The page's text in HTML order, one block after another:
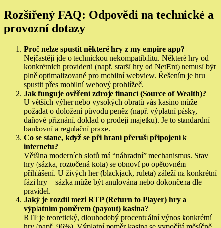
Rozšířený FAQ: Odpovědi na technické a
provozní dotazy
Proč nelze spustit některé hry z my empire app?
Nejčastěji jde o technickou nekompatibilitu. Některé hry od
konkrétních providerů (např. starší hry od NetEnt) nemusí být
plně optimalizované pro mobilní webview. Řešením je hru
spustit přes mobilní webový prohlížeč.
Jak funguje ověření zdroje financí (Source of Wealth)?
U větších výher nebo vysokých obratů vás kasino může
požádat o doložení původu peněz (např. výplatní pásky,
daňové přiznání, doklad o prodeji majetku). Je to standardní
bankovní a regulační praxe.
Co se stane, když se při hraní přeruší připojení k
internetu?
Většina moderních slotů má “náhradní” mechanismus. Stav
hry (sázka, roztočená kola) se obnoví po opětovném
přihlášení. U živých her (blackjack, ruleta) záleží na konkrétní
fázi hry – sázka může být anulována nebo dokončena dle
pravidel.
Jaký je rozdíl mezi RTP (Return to Player) hry a
výplatním poměrem (payout) kasina?
RTP je teoretický, dlouhodobý procentuální výnos konkrétní